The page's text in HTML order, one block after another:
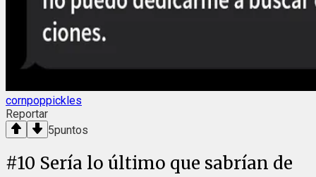
cornpoppickles
Reportar
5puntos
#10 Sería lo último que sabrían de